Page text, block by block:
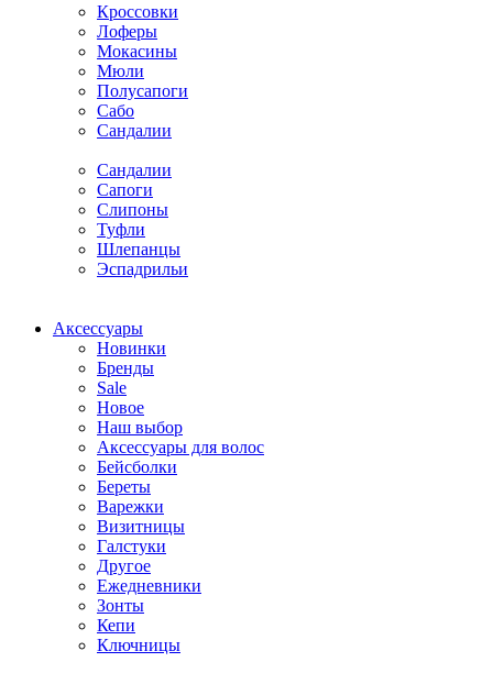
Кроссовки
Лоферы
Мокасины
Мюли
Полусапоги
Сабо
Сандалии
Сандалии
Сапоги
Слипоны
Туфли
Шлепанцы
Эспадрильи
Аксессуары
Новинки
Бренды
Sale
Новое
Наш выбор
Аксессуары для волос
Бейсболки
Береты
Варежки
Визитницы
Галстуки
Другое
Ежедневники
Зонты
Кепи
Ключницы